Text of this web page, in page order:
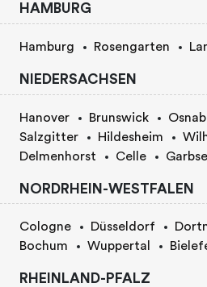
HAMBURG
Hamburg Rosengarten
NIEDERSACHSEN
Hanover Brunswick
Salzgitter
Hildesheim
Delmenhorst
Celle
NORDRHEIN-WESTFALEN
Cologne Düsseldorf
Bochum
Wuppertal
RHEINLAND-PFALZ